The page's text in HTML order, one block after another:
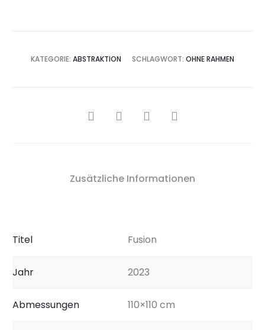
KATEGORIE: ABSTRAKTION SCHLAGWORT: OHNE RAHMEN
SHARE
Zusätzliche Informationen
Titel Fusion
Jahr 2023
Abmessungen 110×110 cm